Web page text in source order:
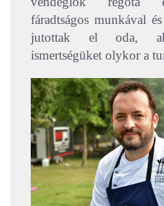
fáradtságos munkával
jutottak el oda,
ismertségüket olykor a